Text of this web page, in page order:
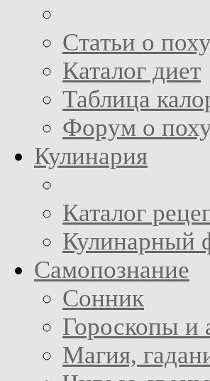
Статьи о
Каталог диет
Таблица
Форум о
Кулинария
Каталог
Кулинарный
Самопознание
Сонник
Гороскопы и
Магия,